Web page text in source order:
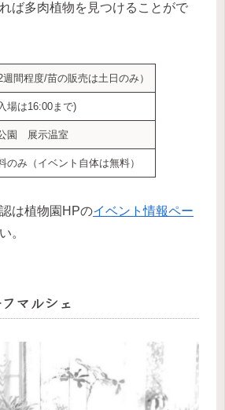
ば多肉植物を見つけることがで
間程度/苗の販売は土日のみ）
場は16:00まで)
園 展示温室
のみ（イベント自体は無料）
は植物園HPのイベント情報ペー
。
マルシェ